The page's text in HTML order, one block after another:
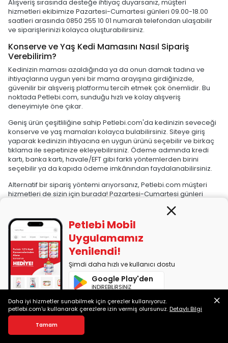
Alışveriş sırasında desteğe ihtiyaç duyarsanız, müşteri
hizmetleri ekibimize Pazartesi-Cumartesi günleri 09.00-18.00
saatleri arasında 0850 255 10 01 numaralı telefondan ulaşabilir
ve siparişlerinizi kolayca oluşturabilirsiniz.
Konserve ve Yaş Kedi Mamasını Nasıl Sipariş
Verebilirim?
Kedinizin maması azaldığında ya da onun damak tadına ve
ihtiyaçlarına uygun yeni bir mama arayışına girdiğinizde,
güvenilir bir alışveriş platformu tercih etmek çok önemlidir. Bu
noktada Petlebi.com, sunduğu hızlı ve kolay alışveriş
deneyimiyle öne çıkar.
Geniş ürün çeşitliliğine sahip Petlebi.com'da kedinizin seveceği
konserve ve yaş mamaları kolayca bulabilirsiniz. Siteye giriş
yaparak kedinizin ihtiyacına en uygun ürünü seçebilir ve birkaç
tıklama ile sepetinize ekleyebilirsiniz. Ödeme adımında kredi
kartı, banka kartı, havale/EFT gibi farklı yöntemlerden birini
seçebilir ya da kapıda ödeme imkânından faydalanabilirsiniz.
Alternatif bir sipariş yöntemi arıyorsanız, Petlebi.com müşteri
hizmetleri de sizin için burada! Pazartesi-Cumartesi günleri
Onaylı Yem Deposu Sertifikasına sahip Petlebi.com'dan mama
alışverişlerinizi güvenle gerçekleştirebilir, platformun %100
orijinal ürün garantisi ile içiniz rahat bir şekilde kedinizin
beslenme ihtiyaçlarını karşılayabilirsiniz.
Bir Kedi Günde Ne Kadar Yaş Mama Yemeli?
Bir kedinin günlük yaş mama tüketimi; yaşına, kilosuna, aktivite
seviyesine ve genel sağlık durumuna göre belirlenir. Örneğin, 3-
5 kg arasında olan yetişkin kedilerin günlük 200-300 gram yaş
mama tüketmesi önerilir. Yavru kediler ise günde yaklaşık 100-
150 gram yaş mama yemelidir. Aktivite seviyelerinin düşüklüğü
nedeniyle yaşlı kedilerin porsiyonları biraz daha küçük tutulabilir.
Petlebi Mobil
Uygulamamız
Yenilendi!
Şimdi daha hızlı ve kullanıcı dostu
Google Play'den
İNDİREBİLİRSİNİZ
App Store'dan
Daha iyi hizmetler sunabilmek için çerezler kullanıyoruz.
petlebi.com'u kullanarak çerezlere izin vermiş olursunuz.Detaylı Bilgi
Tamam